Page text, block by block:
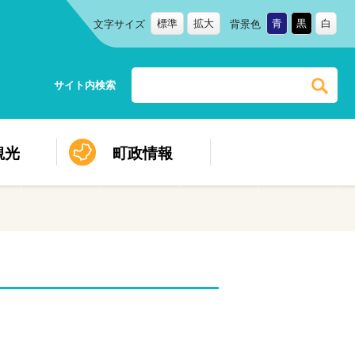
文字サイズ 標準 拡大 背景色 青 黒 白
サイト内検索
光 町政情報